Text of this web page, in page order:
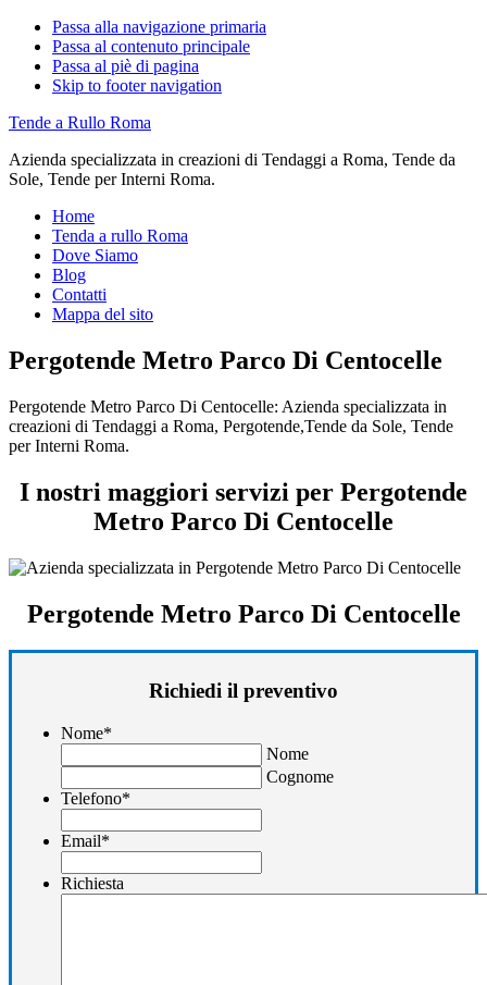
Passa alla navigazione primaria
Passa al contenuto principale
Passa al piè di pagina
Skip to footer navigation
Tende a Rullo Roma
Azienda specializzata in creazioni di Tendaggi a Roma, Tende da
Sole, Tende per Interni Roma.
Home
Tenda a rullo Roma
Dove Siamo
Blog
Contatti
Mappa del sito
Pergotende Metro Parco Di Centocelle
Pergotende Metro Parco Di Centocelle: Azienda specializzata in
creazioni di Tendaggi a Roma, Pergotende,Tende da Sole, Tende
per Interni Roma.
I nostri maggiori servizi per Pergotende
Metro Parco Di Centocelle
Pergotende Metro Parco Di Centocelle
Richiedi il preventivo
Nome*
Nome
Cognome
Telefono*
Email*
Richiesta